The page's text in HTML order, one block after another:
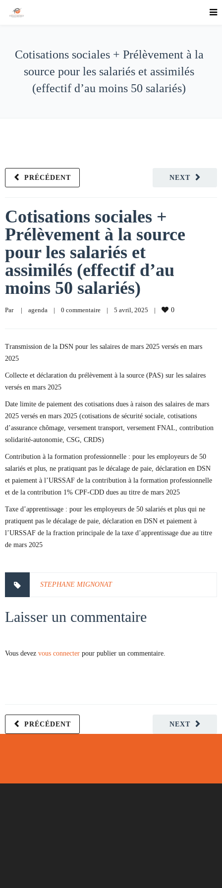
Cotisations sociales + Prélèvement à la
source pour les salariés et assimilés
(effectif d’au moins 50 salariés)
NEXT
PRÉCÉDENT
Cotisations sociales +
Prélèvement à la source
pour les salariés et
assimilés (effectif d’au
moins 50 salariés)
Par | agenda | 0 commentaire | 5 avril, 2025 | 0
Transmission de la DSN pour les salaires de mars 2025 versés en mars
2025
Collecte et déclaration du prélèvement à la source (PAS) sur les salaires
versés en mars 2025
Date limite de paiement des cotisations dues à raison des salaires de mars
2025 versés en mars 2025 (cotisations de sécurité sociale, cotisations
d’assurance chômage, versement transport, versement FNAL, contribution
solidarité-autonomie, CSG, CRDS)
Contribution à la formation professionnelle : pour les employeurs de 50
salariés et plus, ne pratiquant pas le décalage de paie, déclaration en DSN
et paiement à l’URSSAF de la contribution à la formation professionnelle
et de la contribution 1% CPF-CDD dues au titre de mars 2025
Taxe d’apprentissage : pour les employeurs de 50 salariés et plus qui ne
pratiquent pas le décalage de paie, déclaration en DSN et paiement à
l’URSSAF de la fraction principale de la taxe d’apprentissage due au titre
de mars 2025
STEPHANE MIGNONAT
Laisser un commentaire
Vous devez vous connecter pour publier un commentaire.
NEXT
PRÉCÉDENT